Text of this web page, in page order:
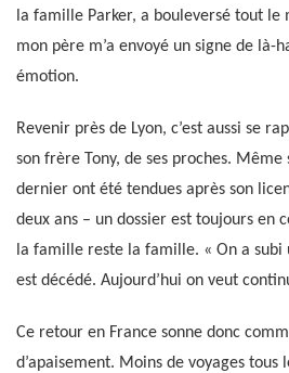
la famille Parker, a bouleversé tout le
mon père m’a envoyé un signe de là-
émotion.
Revenir près de Lyon, c’est aussi se
son frère Tony, de ses proches.
dernier ont été tendues après son
deux ans – un dossier est toujours en
la famille reste la famille. « On a subi
est décédé. Aujourd’hui on veut
Ce retour en France sonne donc
d’apaisement. Moins de voyages tous